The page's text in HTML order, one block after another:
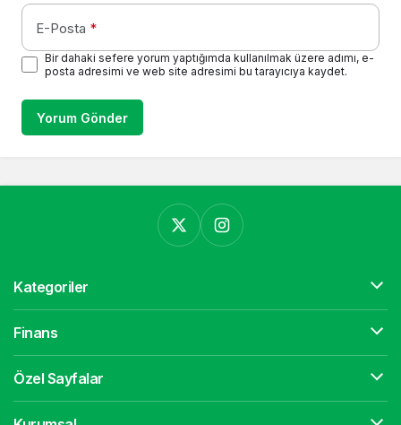
E-Posta *
Bir dahaki sefere yorum yaptığımda kullanılmak üzere adımı, e-
posta adresimi ve web site adresimi bu tarayıcıya kaydet.
Yorum Gönder
Kategoriler
Finans
Özel Sayfalar